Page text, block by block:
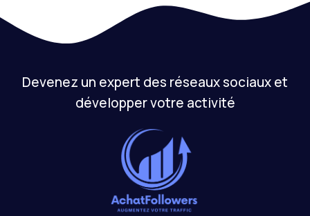
Devenez un expert des réseaux sociaux et
développer votre activité